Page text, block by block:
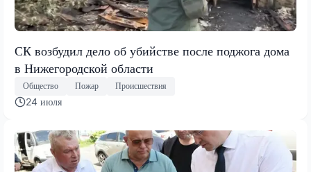
СК возбудил дело об убийстве после поджога дома
в Нижегородской области
Общество Пожар Происшествия
24 июля